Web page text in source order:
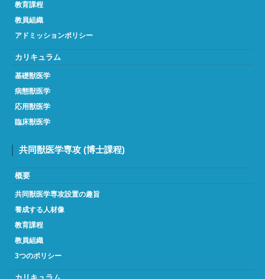
教育課程
教員組織
アドミッションポリシー
カリキュラム
基礎獣医学
病態獣医学
応用獣医学
臨床獣医学
共同獣医学専攻 (博士課程)
概要
共同獣医学専攻設置の趣旨
養成する人材像
教育課程
教員組織
3つのポリシー